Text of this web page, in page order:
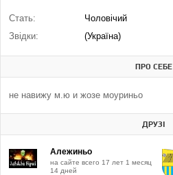
Стать:
Чоловічий
Звідки:
(Україна)
ПРО СЕБЕ
не навижу м.ю и жозе моуриньо
ДРУЗІ
Алежиньо
на сайте всего 17 лет 1 месяц
14 дней